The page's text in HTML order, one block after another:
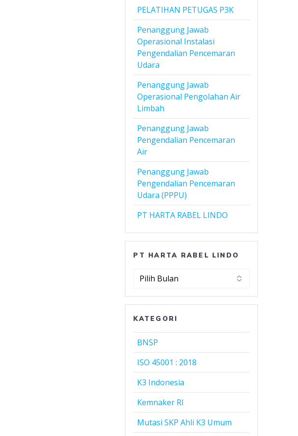
PELATIHAN PETUGAS P3K
Penanggung Jawab
Operasional Instalasi
Pengendalian Pencemaran
Udara
Penanggung Jawab
Operasional Pengolahan Air
Limbah
Penanggung Jawab
Pengendalian Pencemaran
Air
Penanggung Jawab
Pengendalian Pencemaran
Udara (PPPU)
PT HARTA RABEL LINDO
PT HARTA RABEL LINDO
PT
Rabel
KATEGORI
BNSP
ISO 45001 : 2018
K3 Indonesia
Kemnaker RI
Mutasi SKP Ahli K3 Umum